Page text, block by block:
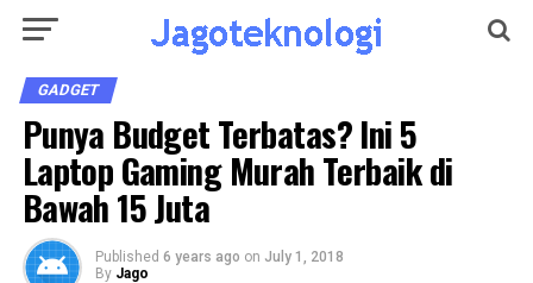
GADGET
Punya Budget Terbatas? Ini 5
Laptop Gaming Murah Terbaik di
Bawah 15 Juta
Published 6 years ago on July 1, 2018
By Jago